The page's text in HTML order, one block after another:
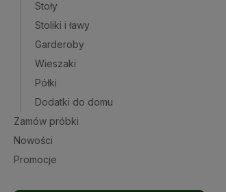
Stoły
Stoliki i ławy
Garderoby
Wieszaki
Półki
Dodatki do domu
Zamów próbki
Nowości
Promocje